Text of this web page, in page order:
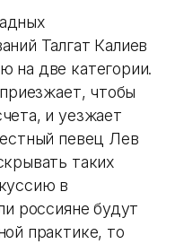
Талгат Калиев
на две категории.
чтобы
и уезжает
певец Лев
таких
в
россияне будут
практике, то